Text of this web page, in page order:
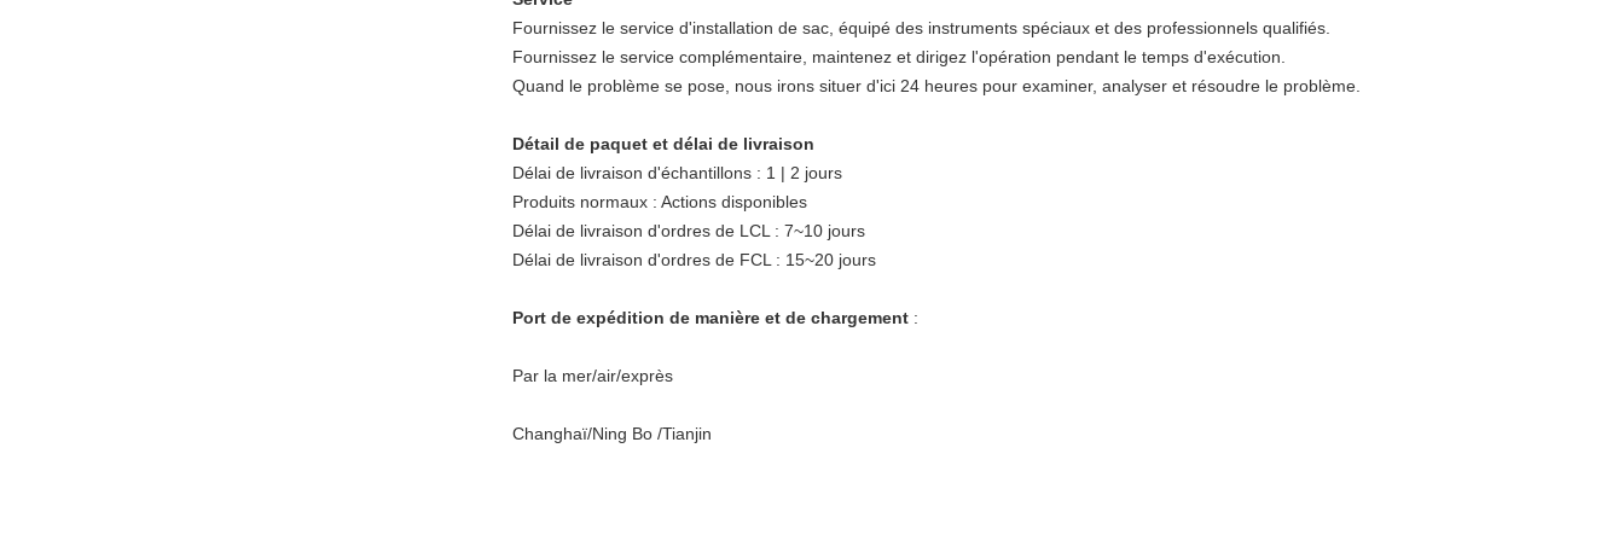
Fournissez le service d'installation de sac, équipé des instruments spéciaux et des professionnels qualifiés.
Fournissez le service complémentaire, maintenez et dirigez l'opération pendant le temps d'exécution.
Quand le problème se pose, nous irons situer d'ici 24 heures pour examiner, analyser et résoudre le problème.
Détail de paquet et délai de livraison
Délai de livraison d'échantillons : 1 | 2 jours
Produits normaux : Actions disponibles
Délai de livraison d'ordres de LCL : 7~10 jours
Délai de livraison d'ordres de FCL : 15~20 jours
Port de expédition de manière et de chargement :
Par la mer/air/exprès
Changhaï/Ning Bo /Tianjin